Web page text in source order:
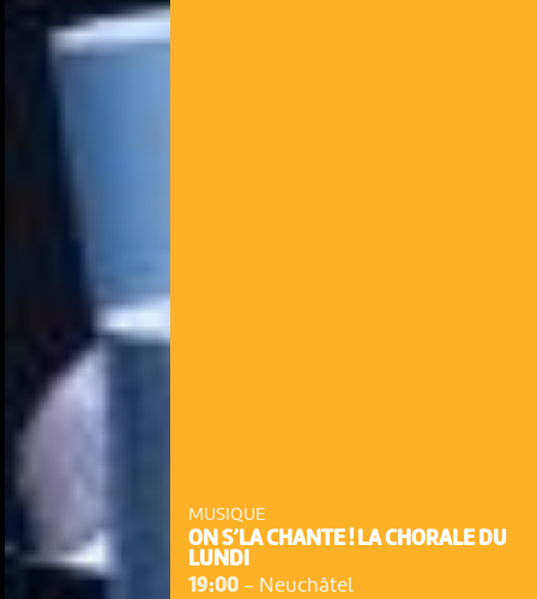
MUSIQUE
ON S’LA CHANTE ! LA CHORALE DU
LUNDI
19:00- Neuchâtel